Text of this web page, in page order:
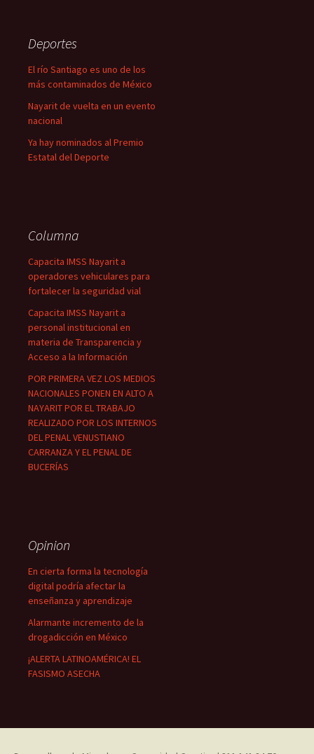
Deportes
El río Santiago es uno de los
más contaminados de México
Nayarit de vuelta en un evento
nacional
Ya hay nominados al Premio
Estatal del Deporte
Columna
Capacita IMSS Nayarit a
operadores vehiculares para
fortalecer la seguridad vial
Capacita IMSS Nayarit a
personal institucional en
materia de Transparencia y
Acceso a la Información
POR PRIMERA VEZ LOS MEDIOS
NACIONALES PONEN EN ALTO A
NAYARIT POR EL TRABAJO
REALIZADO POR LOS INTERNOS
DEL PENAL VENUSTIANO
CARRANZA Y EL PENAL DE
BUCERÍAS
Opinion
En cierta forma la tecnología
digital podría afectar la
enseñanza y aprendizaje
Alarmante incremento de la
drogadicción en México
¡ALERTA LATINOAMÉRICA! EL
FASISMO ASECHA